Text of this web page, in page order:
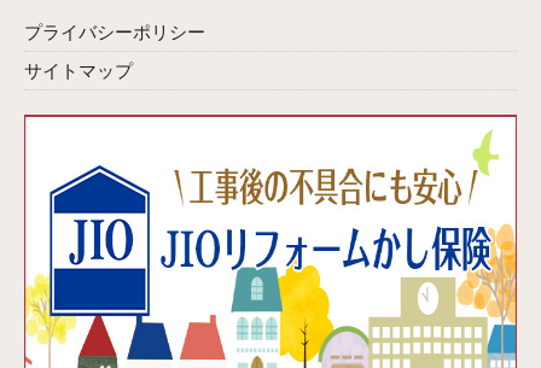
プライバシーポリシー
サイトマップ